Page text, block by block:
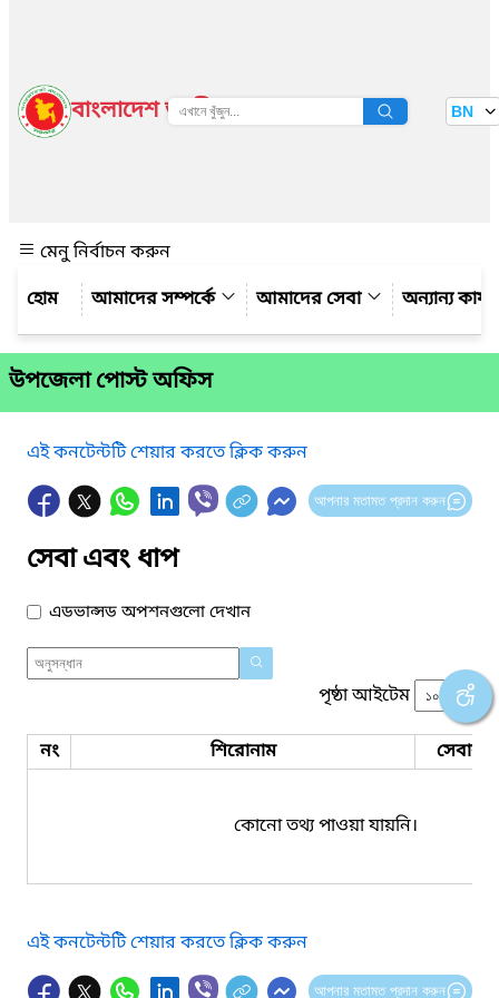
বাংলাদেশ জাতীয় তথ্য বাতায়ন BN
মেনু নির্বাচন করুন
আমাদের সম্পর্কে
আমাদের সেবা অন্যান্য
উপজেলা পোস্ট অফিস
এই কনটেন্টটি শেয়ার করতে ক্লিক করুন
আপনার মতামত প্রদান করুন
সেবা এবং ধাপ
এডভান্সড অপশনগুলো দেখান
পৃষ্ঠা আইটেম
নং শিরোনাম সেবার
কোনো তথ্য পাওয়া যায়নি।
এই কনটেন্টটি শেয়ার করতে ক্লিক করুন
আপনার মতামত প্রদান করুন